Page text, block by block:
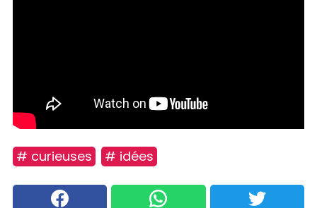
# curieuses # idées